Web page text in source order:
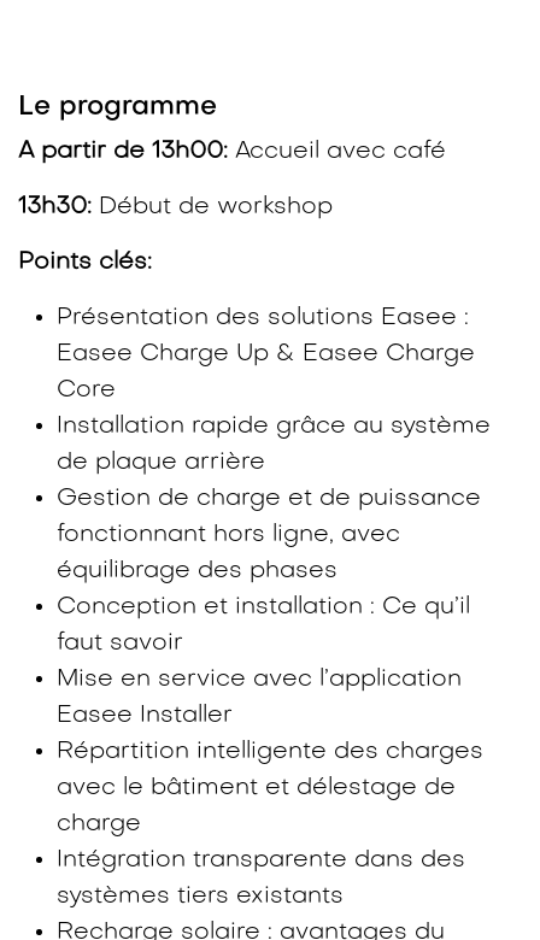
Le programme
A partir de 13h00: Accueil avec café
13h30: Début de workshop
Points clés:
Présentation des solutions Easee :
Easee Charge Up & Easee Charge
Core
Installation rapide grâce au système
de plaque arrière
Gestion de charge et de puissance
fonctionnant hors ligne, avec
équilibrage des phases
Conception et installation : Ce qu’il
faut savoir
Mise en service avec l’application
Easee Installer
Répartition intelligente des charges
avec le bâtiment et délestage de
charge
Intégration transparente dans des
systèmes tiers existants
Recharge solaire : avantages du